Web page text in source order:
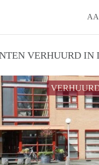
VERHUURD